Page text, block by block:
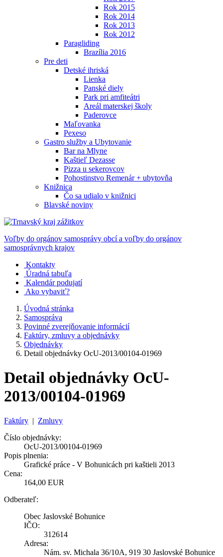
Rok 2015
Rok 2014
Rok 2013
Rok 2012
Paragliding
Brazília 2016
Pre deti
Detské ihriská
Lienka
Panské diely
Park pri amfiteátri
Areál materskej školy
Paderovce
Maľovanka
Pexeso
Gastro služby a Ubytovanie
Bar na Mlyne
Kaštieľ Dezasse
Pizza u sekerovcov
Pohostinstvo Remenár + ubytovňa
Knižnica
Čo sa udialo v knižnici
Blavské noviny
Voľby do orgánov samosprávy obcí a voľby do orgánov
samosprávnych krajov
Kontakty
Úradná tabuľa
Kalendár podujatí
Ako vybaviť?
Úvodná stránka
Samospráva
Povinné zverejňovanie informácií
Faktúry, zmluvy a objednávky
Objednávky
Detail objednávky OcU-2013/00104-01969
Detail objednávky OcU-
2013/00104-01969
Faktúry | Zmluvy
Číslo objednávky:
OcU-2013/00104-01969
Popis plnenia:
Grafické práce - V Bohunicách pri kaštieli 2013
Cena:
164,00 EUR
Odberateľ:
Obec Jaslovské Bohunice
IČO:
312614
Adresa:
Nám. sv. Michala 36/10A, 919 30 Jaslovské Bohunice